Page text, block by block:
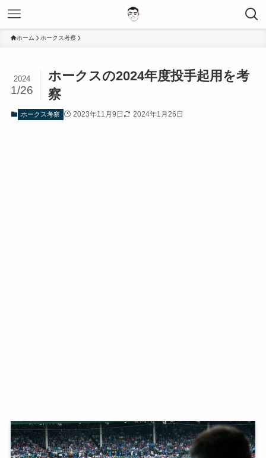
ホーム ホークス考察
ホークスの2024年度投手起用を考
察
2024
1/26
ホークス考察 2023年11月9日 2024年1月26日